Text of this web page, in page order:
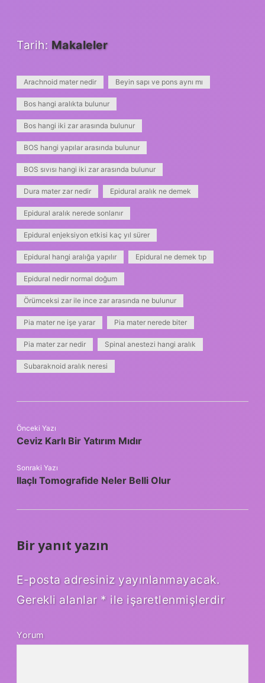
Tarih: Makaleler
Arachnoid mater nedir Beyin sapı ve pons aynı mı
Bos hangi aralıkta bulunur
Bos hangi iki zar arasında bulunur
BOS hangi yapılar arasında bulunur
BOS sıvısı hangi iki zar arasında bulunur
Dura mater zar nedir Epidural aralık ne demek
Epidural aralık nerede sonlanır
Epidural enjeksiyon etkisi kaç yıl sürer
Epidural hangi aralığa yapılır Epidural ne demek tıp
Epidural nedir normal doğum
Örümceksi zar ile ince zar arasında ne bulunur
Pia mater ne işe yarar Pia mater nerede biter
Pia mater zar nedir Spinal anestezi hangi aralık
Subaraknoid aralık neresi
Önceki Yazı
Ceviz Karlı Bir Yatırım Mıdır
Sonraki Yazı
Ilaçlı Tomografide Neler Belli Olur
Bir yanıt yazın
E-posta adresiniz yayınlanmayacak.
Gerekli alanlar * ile işaretlenmişlerdir
Yorum